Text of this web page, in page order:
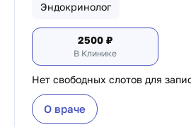
Эндокринолог
2500 ₽
В Клинике
Нет свободных слотов для
О враче